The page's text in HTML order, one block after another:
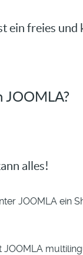
ein freies und
JOOMLA?
alles!
JOOMLA ein
JOOMLA